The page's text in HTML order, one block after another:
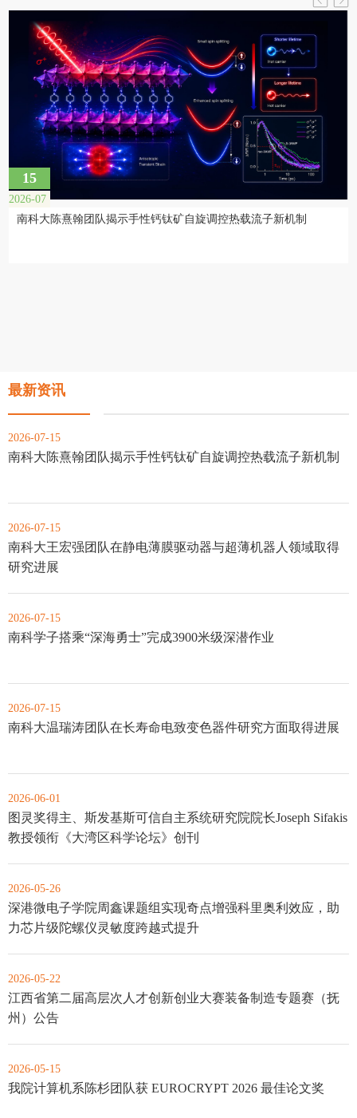
15
2026-07
南科大陈熹翰团队揭示手性钙钛矿自旋调控热载流子新机制
最新资讯
2026-07-15
南科大陈熹翰团队揭示手性钙钛矿自旋调控热载流子新机制
2026-07-15
南科大王宏强团队在静电薄膜驱动器与超薄机器人领域取得
研究进展
2026-07-15
南科学子搭乘“深海勇士”完成3900米级深潜作业
2026-07-15
南科大温瑞涛团队在长寿命电致变色器件研究方面取得进展
2026-06-01
图灵奖得主、斯发基斯可信自主系统研究院院长Joseph Sifakis
教授领衔《大湾区科学论坛》创刊
2026-05-26
深港微电子学院周鑫课题组实现奇点增强科里奥利效应，助
力芯片级陀螺仪灵敏度跨越式提升
2026-05-22
江西省第二届高层次人才创新创业大赛装备制造专题赛（抚
州）公告
2026-05-15
我院计算机系陈杉团队获 EUROCRYPT 2026 最佳论文奖